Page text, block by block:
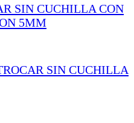
SIN CUCHILLA CON
5MM
SIN CUCHILLA